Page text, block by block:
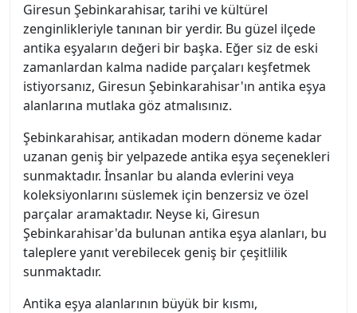
Giresun Şebinkarahisar, tarihi ve kültürel
zenginlikleriyle tanınan bir yerdir. Bu güzel ilçede
antika eşyaların değeri bir başka. Eğer siz de eski
zamanlardan kalma nadide parçaları keşfetmek
istiyorsanız, Giresun Şebinkarahisar'ın antika eşya
alanlarına mutlaka göz atmalısınız.
Şebinkarahisar, antikadan modern döneme kadar
uzanan geniş bir yelpazede antika eşya seçenekleri
sunmaktadır. İnsanlar bu alanda evlerini veya
koleksiyonlarını süslemek için benzersiz ve özel
parçalar aramaktadır. Neyse ki, Giresun
Şebinkarahisar'da bulunan antika eşya alanları, bu
taleplere yanıt verebilecek geniş bir çeşitlilik
sunmaktadır.
Antika eşya alanlarının büyük bir kısmı,